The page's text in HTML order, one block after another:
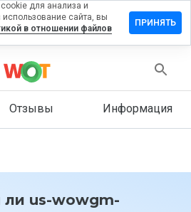
Отзывы Информация
ли us-wowgm-
для анализа и
сайта, вы
в отношении файлов
ПРИНЯТЬ